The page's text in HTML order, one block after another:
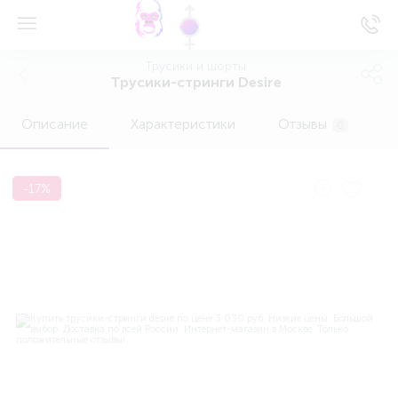
Трусики-стринги Desire
Описание Характеристики Отзывы
-17%